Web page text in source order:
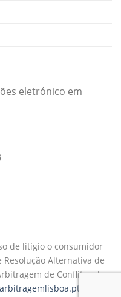
eletrónico em
de litígio o consumidor
Alternativa de
de Conflitos de